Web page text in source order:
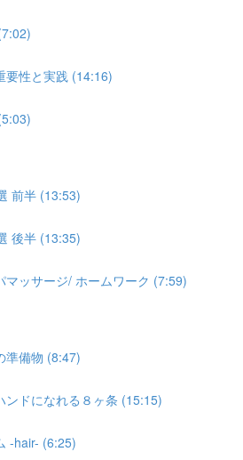
要性と実践 (14:16)
前半 (13:53)
後半 (13:35)
マッサージ/ ホームワーク (7:59)
準備物 (8:47)
ンドになれる８ヶ条 (15:15)
-hair- (6:25)